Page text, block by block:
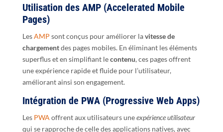
Utilisation des AMP (Accelerated Mobile
Pages)
LesAMP sont conçus pour améliorer lavitesse de
chargementdes pages mobiles. En éliminant les éléments
superflus et en simplifiant lecontenu, ces pages offrent
une expérience rapide et fluide pour l’utilisateur,
améliorant ainsi son engagement.
Intégration de PWA (Progressive Web Apps)
Les PWA offrent aux utilisateurs uneexpérience utilisateur
qui se rapproche de celle des applications natives, avec